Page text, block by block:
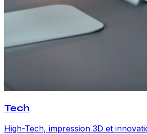
Tech
High-Tech, impression 3D et